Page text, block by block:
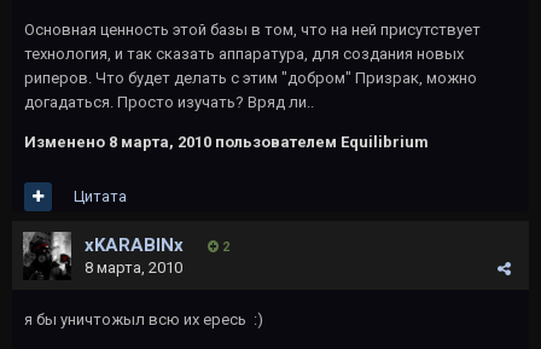
Основная ценность этой базы в том, что на ней присутствует
технология, и так сказать аппаратура, для создания новых
риперов. Что будет делать с этим "добром" Призрак, можно
догадаться. Просто изучать? Вряд ли..
Изменено 8 марта, 2010 пользователем Еquilibrium
Цитата
xKARABINx 2
8 марта, 2010
я бы уничтожыл всю их ересь :)